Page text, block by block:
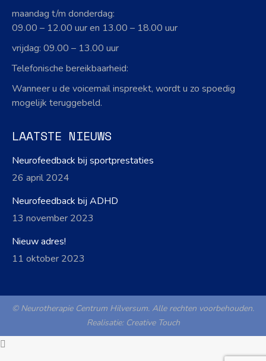
maandag t/m donderdag:
09.00 – 12.00 uur en 13.00 – 18.00 uur
vrijdag: 09.00 – 13.00 uur
Telefonische bereikbaarheid:
Wanneer u de voicemail inspreekt, wordt u zo spoedig
mogelijk teruggebeld.
LAATSTE NIEUWS
Neurofeedback bij sportprestaties
26 april 2024
Neurofeedback bij ADHD
13 november 2023
Nieuw adres!
11 oktober 2023
© Neurotherapie Centrum Hilversum. Alle rechten voorbehouden.
Realisatie: Creative Touch